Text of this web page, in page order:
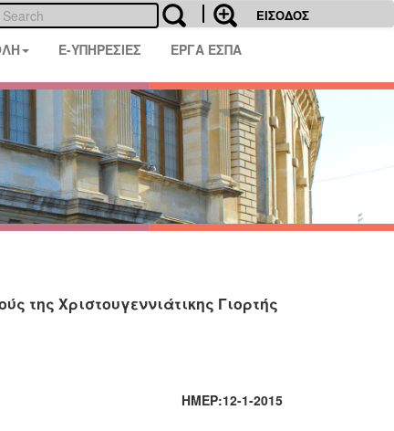
ΕΙΣΟΔΟΣ
E-ΥΠΗΡΕΣΙΕΣ ΕΡΓΑ ΕΣΠΑ
της Χριστουγεννιάτικης Γιορτής
1-2015